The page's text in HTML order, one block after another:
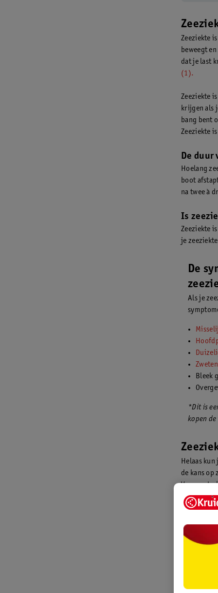
Zeeziekte
beweegt
dat je last
(1).
Zeeziekte
krijgen als
bang bent
Zeeziekte
De duur
Hoelang
boot
na twee à
Is
Zeeziekte
je
De
Als je
Zweten
Bleek
*Dit is
kopen
Helaas
de kans op
Voor
Drink
Tijdens de
Als je
Ga